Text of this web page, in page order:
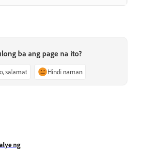
ba ang page na ito?
salamat Hindi naman
ng